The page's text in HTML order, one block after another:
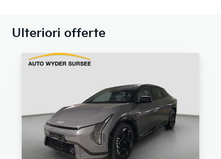
Ulteriori offerte